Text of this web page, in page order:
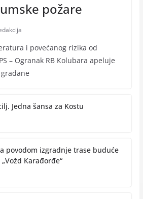
požare
i povećanog rizika od
– Ogranak RB Кolubara apeluje
Jedna šansa za Kostu
povodom izgradnje trase buduće
Кarađorđe“